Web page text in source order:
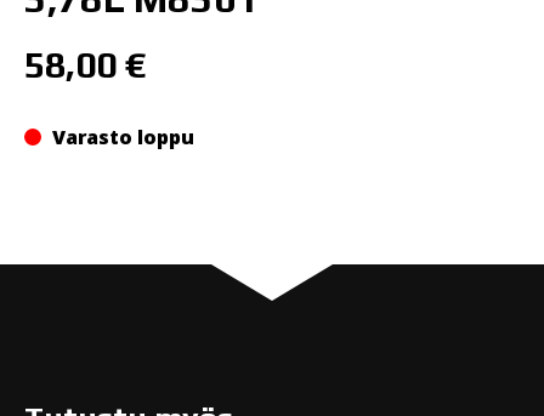
58,00 €
Varasto loppu